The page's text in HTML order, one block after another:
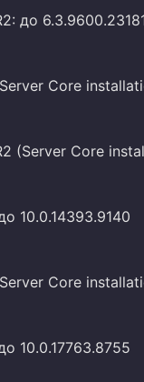
до
Core
(Server Core
10.0.14393.9140
Core
10.0.17763.8755